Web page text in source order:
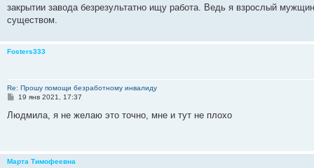
закрытии завода безрезультатно ищу работа. Ведь я взрослый
существом.
Fosters333
Re: Прошу помощи безработному инвалиду
С
о
и
е
19 янв 2021, 17:37
Людмила, я не желаю это точно, мне и тут не плохо
Марта Тимофеевна